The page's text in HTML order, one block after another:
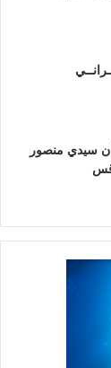
سيدي منصور